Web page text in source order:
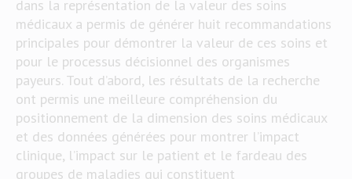
dans la représentation de la valeur des soins
médicaux a permis de générer huit recommandations
principales pour démontrer la valeur de ces soins et
pour le processus décisionnel des organismes
payeurs. Tout d’abord, les résultats de la recherche
ont permis une meilleure compréhension du
positionnement de la dimension des soins médicaux
et des données générées pour montrer l’impact
clinique, l’impact sur le patient et le fardeau des
groupes de maladies qui constituent